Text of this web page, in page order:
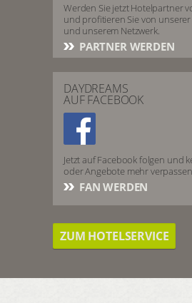
Werden Sie jetzt Hotelpartner
und profitieren Sie von
und unserem Netzwerk.
PARTNER WERDEN
DAYDREAMS
AUF FACEBOOK
Jetzt auf Facebook folgen und
oder Angebote mehr verpassen.
FAN WERDEN
ZUM HOTELSERVICE